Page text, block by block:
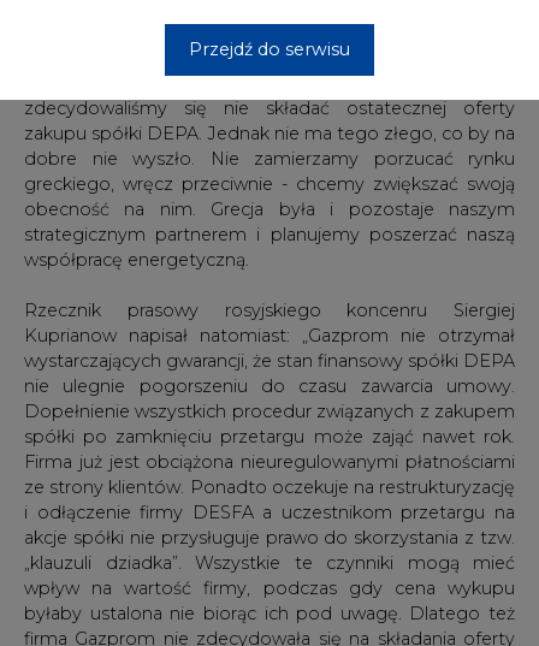
Przejdź do serwisu
zakupu spółki DEPA. Jednak nie ma tego złego, co by na
dobre nie wyszło. Nie zamierzamy porzucać rynku
obecność na nim. Grecja była i pozostaje naszym
strategicznym partnerem i planujemy poszerzać naszą
współpracę energetyczną.
Rzecznik prasowy rosyjskiego koncenru Siergiej
Kuprianow napisał natomiast: „Gazprom nie otrzymał
wystarczających gwarancji, że stan finansowy spółki DEPA
Dopełnienie wszystkich procedur związanych z zakupem
spółki po zamknięciu przetargu może zająć nawet rok.
Firma już jest obciążona nieuregulowanymi płatnościami
ze strony klientów. Ponadto oczekuje na restrukturyzację
i odłączenie firmy DESFA a uczestnikom przetargu na
akcje spółki nie przysługuje prawo do skorzystania z tzw.
„klauzuli dziadka”. Wszystkie te czynniki mogą mieć
wpływ na wartość firmy, podczas gdy cena wykupu
byłaby ustalona nie biorąc ich pod uwagę. Dlatego też
firma Gazprom nie zdecydowała się na składania oferty
kupna spółki DEPA”.
#Gazownictwo #świat